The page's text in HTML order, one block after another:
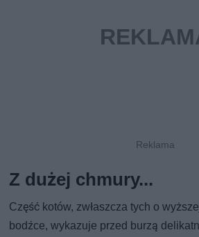
Z dużej chmury...
Część kotów, zwłaszcza tych o
bodźce, wykazuje przed burzą